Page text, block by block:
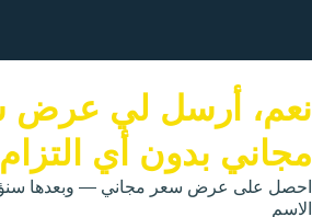
لي عرض سعر سريع
أي التزام بالشراء
— وبعدها سنؤكد حجزك